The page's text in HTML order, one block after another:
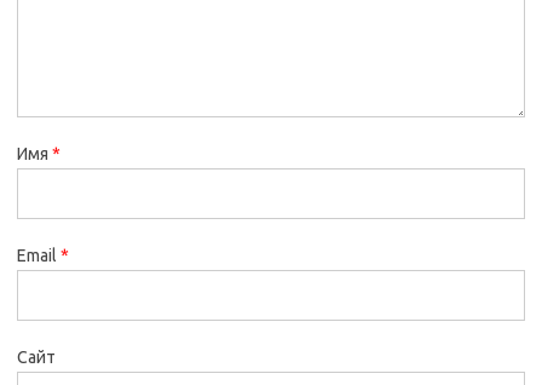
Имя *
Email *
Сайт